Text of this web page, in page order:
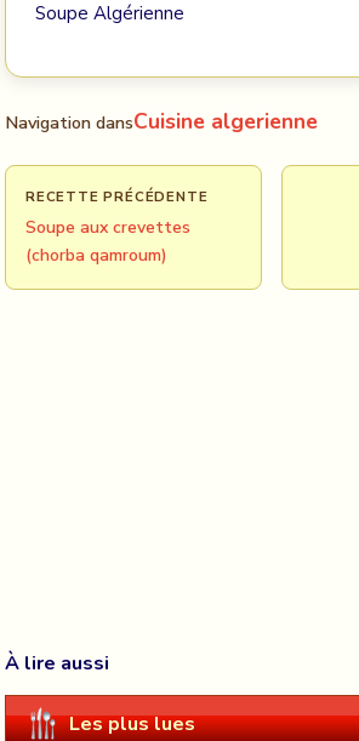
Soupe Algérienne
Navigation dansCuisine algerienne
RECETTE PRÉCÉDENTE
Soupe aux crevettes
(chorba qamroum)
À lire aussi
Les plus lues